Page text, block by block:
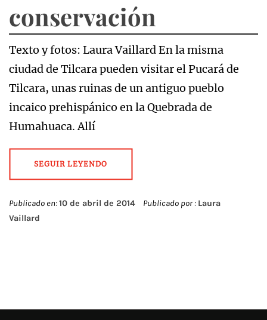
conservación
Texto y fotos: Laura Vaillard En la misma
ciudad de Tilcara pueden visitar el Pucará de
Tilcara, unas ruinas de un antiguo pueblo
incaico prehispánico en la Quebrada de
Humahuaca. Allí
SEGUIR LEYENDO
Publicado en:10 de abril de 2014 Publicado por : Laura
Vaillard